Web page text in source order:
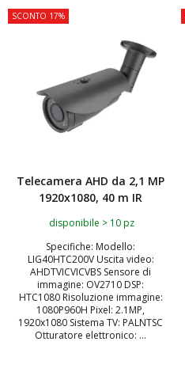
SCONTO 17%
Telecamera AHD da 2,1 MP
1920x1080, 40 m IR
disponibile > 10 pz
Specifiche: Modello:
LIG40HTC200V Uscita video:
AHDTVICVICVBS Sensore di
immagine: OV2710 DSP:
HTC1080 Risoluzione immagine:
1080P960H Pixel: 2.1MP,
1920x1080 Sistema TV: PALNTSC
Otturatore elettronico: ...